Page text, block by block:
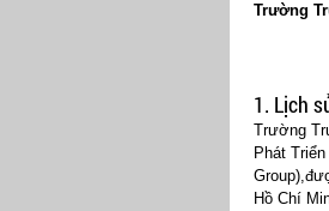
Trường
1. Lịch
Trường
Phát
Hồ Chí